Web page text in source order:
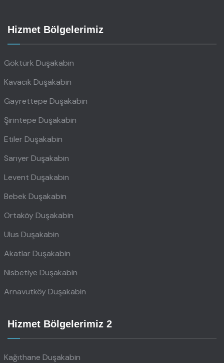
Hizmet Bölgelerimiz
Göktürk Duşakabin
Kavacık Duşakabin
Gayrettepe Duşakabin
Şirintepe Duşakabin
Etiler Duşakabin
Sarıyer Duşakabin
Levent Duşakabin
Bebek Duşakabin
Ortaköy Duşakabin
Ulus Duşakabin
Akatlar Duşakabin
Nisbetiye Duşakabin
Arnavutköy Duşakabin
Hizmet Bölgelerimiz 2
Kağıthane Duşakabin